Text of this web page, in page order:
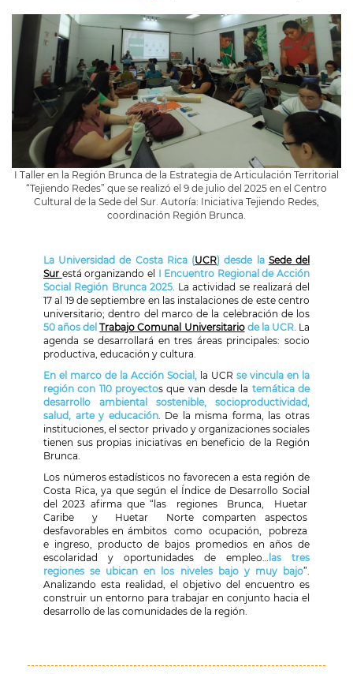
I Taller en la Región Brunca de la Estrategia de Articulación Territorial
“Tejiendo Redes” que se realizó el 9 de julio del 2025 en el Centro
Cultural de la Sede del Sur. Autoría: Iniciativa Tejiendo Redes,
coordinación Región Brunca.
La Universidad de Costa Rica (UCR) desde la Sede del
Sur está organizando el I Encuentro Regional de Acción
Social Región Brunca 2025. La actividad se realizará del
17 al 19 de septiembre en las instalaciones de este centro
universitario; dentro del marco de la celebración de los
50 años delTrabajo Comunal Universitariode la UCR.La
agenda se desarrollará en tres áreas principales: socio
productiva, educación y cultura.
En el marco de la Acción Social, la UCR se vincula en la
región con 110 proyectos que van desde la temática de
desarrollo ambiental sostenible, socioproductividad,
salud, arte y educación. De la misma forma, las otras
instituciones, el sector privado y organizaciones sociales
tienen sus propias iniciativas en beneficio de la Región
Brunca.
Los números estadísticos no favorecen a esta región de
Costa Rica, ya que según el Índice de Desarrollo Social
del 2023 afirma que “las regiones Brunca, Huetar
Caribe y Huetar Norte comparten aspectos
desfavorables en ámbitos como ocupación, pobreza
e ingreso, producto de bajos promedios en años de
escolaridad y oportunidades de empleo… las tres
regiones se ubican en los niveles bajo y muy bajo”.
Analizando esta realidad, el objetivo del encuentro es
construir un entorno para trabajar en conjunto hacia el
desarrollo de las comunidades de la región.